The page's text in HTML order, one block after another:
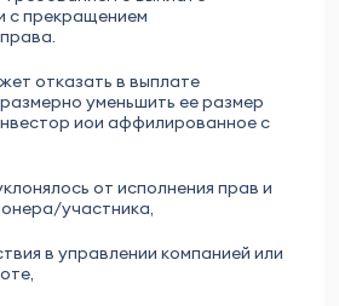
с прекращением
отказать в выплате
уменьшить ее размер
иои аффилированное с
от исполнения прав и
участника,
в управлении компанией или